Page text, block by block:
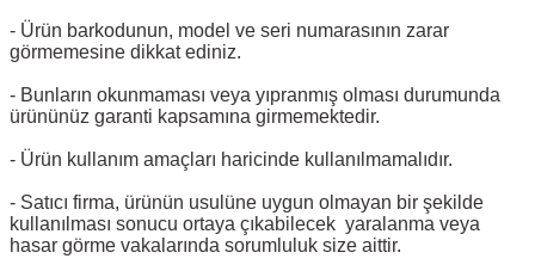
- Ürün barkodunun, model ve seri numarasının zarar
görmemesine dikkat ediniz.
- Bunların okunmaması veya yıpranmış olması durumunda
ürününüz garanti kapsamına girmemektedir.
- Ürün kullanım amaçları haricinde kullanılmamalıdır.
- Satıcı firma, ürünün usulüne uygun olmayan bir şekilde
kullanılması sonucu ortaya çıkabilecek yaralanma veya
hasar görme vakalarında sorumluluk size aittir.